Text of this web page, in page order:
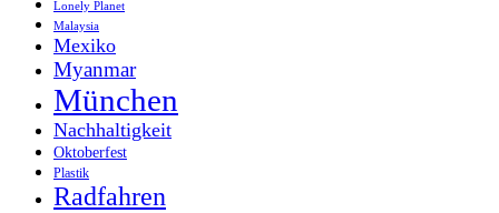
Lonely Planet
Malaysia
Mexiko
Myanmar
München
Nachhaltigkeit
Oktoberfest
Plastik
Radfahren